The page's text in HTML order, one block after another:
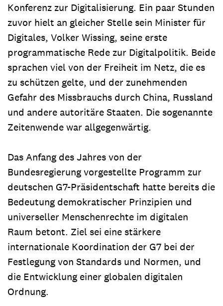
Konferenz zur Digitalisierung. Ein paar Stunden
zuvor hielt an gleicher Stelle sein Minister für
Digitales, Volker Wissing, seine erste
programmatische Rede zur Digitalpolitik. Beide
sprachen viel von der Freiheit im Netz, die es
zu schützen gelte, und der zunehmenden
Gefahr des Missbrauchs durch China, Russland
und andere autoritäre Staaten. Die sogenannte
Zeitenwende war allgegenwärtig.
Das Anfang des Jahres von der
Bundesregierung vorgestellte Programm zur
deutschen G7-Präsidentschaft hatte bereits die
Bedeutung demokratischer Prinzipien und
universeller Menschenrechte im digitalen
Raum betont. Ziel sei eine stärkere
internationale Koordination der G7 bei der
Festlegung von Standards und Normen, und
die Entwicklung einer globalen digitalen
Ordnung.